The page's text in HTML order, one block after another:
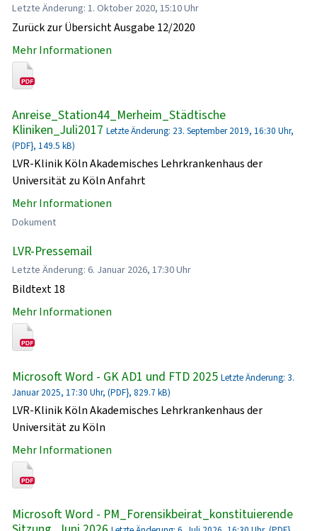
Letzte Änderung: 1. Oktober 2020, 15:10 Uhr
Zurück zur Übersicht Ausgabe 12/2020
Mehr Informationen
Anreise_Station44_Merheim_Städtische
Kliniken_Juli2017 Letzte Änderung: 23. September 2019, 16:30 Uhr,
(PDF}, 149.5 kB)
LVR-Klinik Köln Akademisches Lehrkrankenhaus der
Universität zu Köln Anfahrt
Mehr Informationen
Dokument
LVR-Pressemail
Letzte Änderung: 6. Januar 2026, 17:30 Uhr
Bildtext 18
Mehr Informationen
Microsoft Word - GK AD1 und FTD 2025 Letzte Änderung: 3.
Januar 2025, 17:30 Uhr, (PDF}, 829.7 kB)
LVR-Klinik Köln Akademisches Lehrkrankenhaus der
Universität zu Köln
Mehr Informationen
Microsoft Word - PM_Forensikbeirat_konstituierende